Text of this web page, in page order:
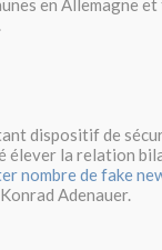
en Allemagne
dispositif de
élever la relation
nombre de fake
Adenauer.